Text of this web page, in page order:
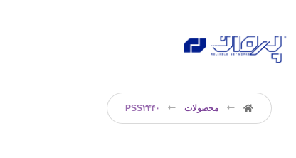
محصولات PSS۲۴۴۰